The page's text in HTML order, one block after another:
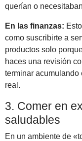
querían o
En las finanzas:
como suscribirte a
productos solo
haces una revisión
terminar acumulando
real.
3. Comer en
saludables
En un ambiente de